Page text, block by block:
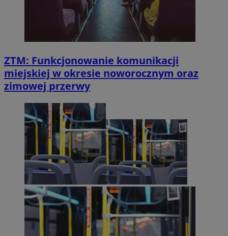
ZTM: Funkcjonowanie komunikacji
miejskiej w okresie noworocznym oraz
zimowej przerwy